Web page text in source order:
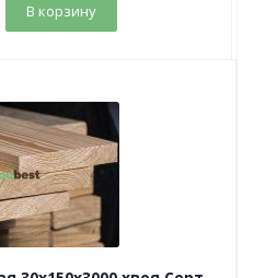
В корзину